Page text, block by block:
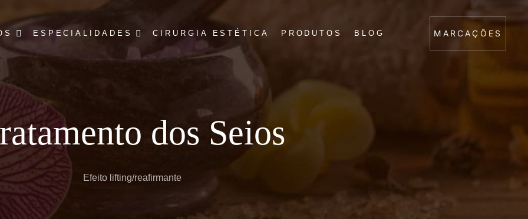
ESPECIALIDADES CIRURGIA ESTÉTICA PRODUTOS BLOG MARCAÇÕES
dos Seios
Efeito lifting/reafirmante